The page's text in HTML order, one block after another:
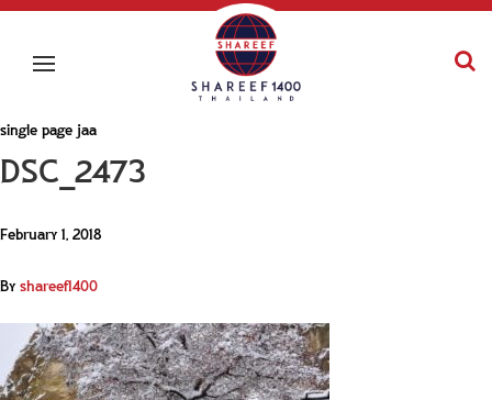
single page jaa
DSC_2473
February 1, 2018
Byshareef1400